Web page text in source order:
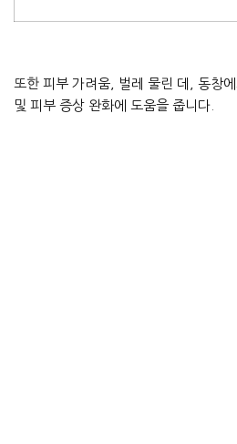
또한 피부 가려움, 벌레 물린 데, 동창
및 피부 증상 완화에 도움을 줍니다.